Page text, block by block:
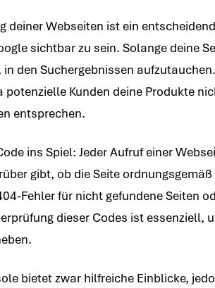
deiner Webseiten ist ein
sichtbar zu sein. Solange deine
in den Suchergebnissen
potenzielle Kunden deine Produkte
entsprechen.
ins Spiel: Jeder Aufruf einer
gibt, ob die Seite
Fehler für nicht gefundene Seiten
dieser Codes ist essenziell,
bietet zwar hilfreiche Einblicke,